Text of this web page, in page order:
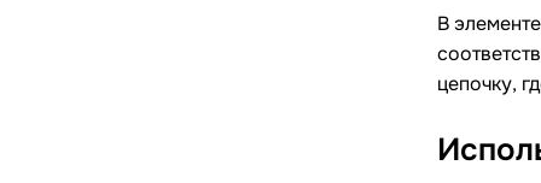
В элементе
цепочку,